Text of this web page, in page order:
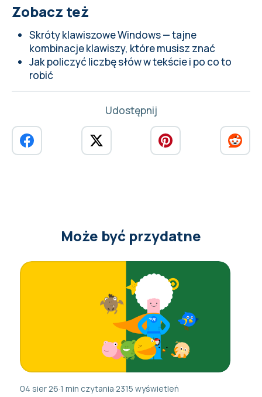
Zobacz też
Skróty klawiszowe Windows — tajne
kombinacje klawiszy, które musisz znać
Jak policzyć liczbę słów w tekście i po co to
robić
Udostępnij
Może być przydatne
04 sier 26·1 min czytania·2315 wyświetleń